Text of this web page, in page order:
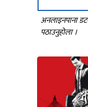
अनलाइनपाना
पठाउनुहोला ।